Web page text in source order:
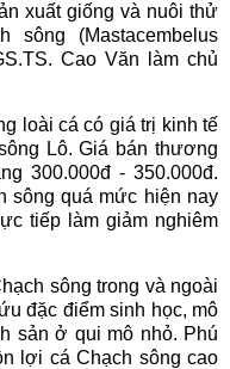
xuất giống và nuôi thử
sông (Mastacembelus
Cao Văn làm chủ
loài cá có giá trị kinh tế
Lô. Giá bán thương
300.000đ - 350.000đ.
sông quá mức hiện nay
tiếp làm giảm nghiêm
sông trong và ngoài
đặc điểm sinh học, mô
sản ở qui mô nhỏ. Phú
lợi cá Chạch sông cao